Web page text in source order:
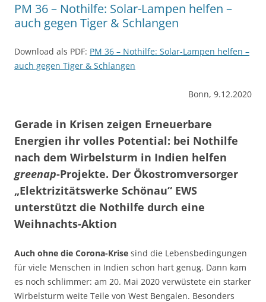
PM 36 – Nothilfe: Solar-Lampen helfen –
auch gegen Tiger & Schlangen
Download als PDF: PM 36 – Nothilfe: Solar-Lampen helfen –
auch gegen Tiger & Schlangen
Bonn, 9.12.2020
Gerade in Krisen zeigen Erneuerbare
Energien ihr volles Potential: bei Nothilfe
nach dem Wirbelsturm in Indien helfen
greenap-Projekte. Der Ökostrom­versorger
„Elektrizitätswerke Schönau“ EWS
unterstützt die Nothilfe durch eine
Weihnachts-Aktion
Auch ohne die Corona-Krise sind die Lebensbedingungen
für viele Menschen in Indien schon hart genug. Dann kam
es noch schlimmer: am 20. Mai 2020 verwüstete ein starker
Wirbelsturm weite Teile von West Bengalen. Besonders